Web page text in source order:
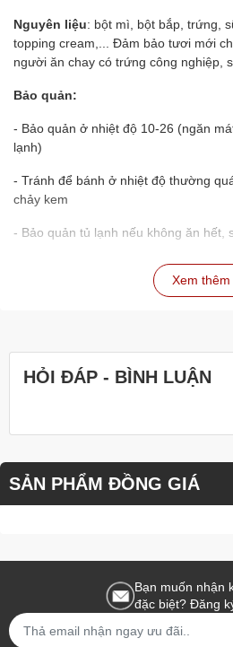
Nguyên liệu: bột mì, bột bắp, trứng,
topping cream,... Đảm bảo tươi mới
người ăn chay có trứng công nghiệp,
Bảo quản:
- Bảo quản ở nhiệt độ 10-26 (ngăn
lạnh)
- Tránh để bánh ở nhiệt độ thường
chảy kem
- Bảo quản tủ lạnh nếu không ăn hết,
- Khách kiểm tra bánh nguyên vẹn, có
- Shop sẽ hoàn tiền 100% nếu sự cố
shipper, tất cả đều dựa theo xác nhận
sẽ hỗ trợ ngay lập tức
Xem thêm
HỎI ĐÁP - BÌNH LUẬN
SẢN PHẨM ĐỒNG GIÁ
Bạn muốn nhận
đặc biệt? Đăng